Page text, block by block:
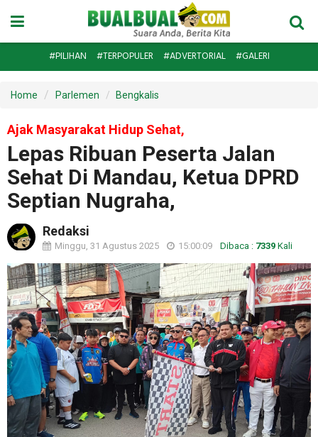
#PILIHAN #TERPOPULER #ADVERTORIAL #GALERI
Home Parlemen Bengkalis
Ajak Masyarakat Hidup Sehat,
Lepas Ribuan Peserta Jalan
Sehat Di Mandau, Ketua DPRD
Septian Nugraha,
Redaksi
Minggu, 31 Agustus 2025 15:00:09 Dibaca : 7339 Kali